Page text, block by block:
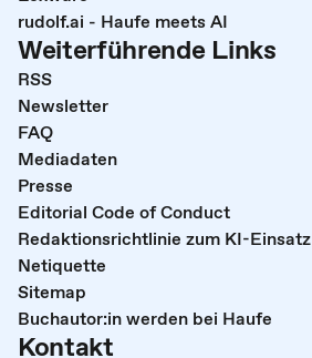
rudolf.ai - Haufe meets AI
Weiterführende Links
RSS
Newsletter
FAQ
Mediadaten
Presse
Editorial Code of Conduct
Redaktionsrichtlinie zum KI-Einsatz
Netiquette
Sitemap
Buchautor:in werden bei Haufe
Kontakt